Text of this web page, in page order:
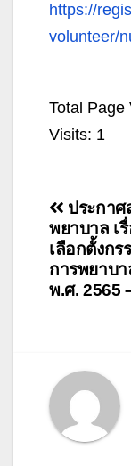
https://
volunteer/
Total Page
Visits: 1
แนะแ
เรื่อง
ประกา
พยาบาล เ
เลือกตั้งกร
การพยาบา
พ.ศ. 2565